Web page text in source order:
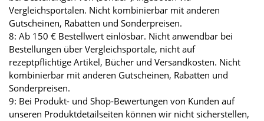
Vergleichsportalen. Nicht kombinierbar mit anderen
Gutscheinen, Rabatten und Sonderpreisen.
8: Ab 150 € Bestellwert einlösbar. Nicht anwendbar bei
Bestellungen über Vergleichsportale, nicht auf
rezeptpflichtige Artikel, Bücher und Versandkosten. Nicht
kombinierbar mit anderen Gutscheinen, Rabatten und
Sonderpreisen.
9: Bei Produkt- und Shop-Bewertungen von Kunden auf
unseren Produktdetailseiten können wir nicht sicherstellen,